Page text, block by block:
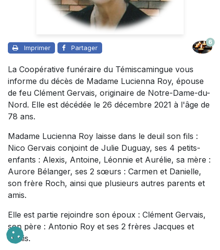
Imprimer Partager
6
La Coopérative funéraire du Témiscamingue vous
informe du décès de Madame Lucienna Roy, épouse
de feu Clément Gervais, originaire de Notre-Dame-du-
Nord. Elle est décédée le 26 décembre 2021 à l'âge de
78 ans.
Madame Lucienna Roy laisse dans le deuil son fils :
Nico Gervais conjoint de Julie Duguay, ses 4 petits-
enfants : Alexis, Antoine, Léonnie et Aurélie, sa mère :
Aurore Bélanger, ses 2 sœurs : Carmen et Danielle,
son frère Roch, ainsi que plusieurs autres parents et
amis.
Elle est partie rejoindre son époux : Clément Gervais,
son père : Antonio Roy et ses 2 frères Jacques et
Denis.